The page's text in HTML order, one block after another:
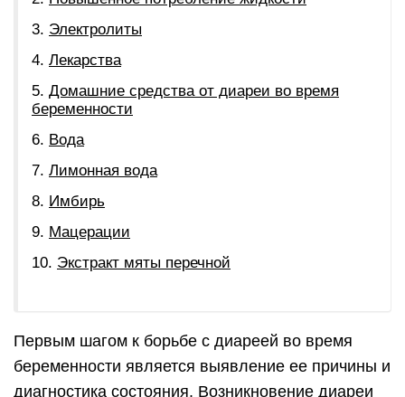
Электролиты
Лекарства
Домашние средства от диареи во время
беременности
Вода
Лимонная вода
Имбирь
Мацерации
Экстракт мяты перечной
Первым шагом к борьбе с диареей во время
беременности является выявление ее причины и
диагностика состояния. Возникновение диареи